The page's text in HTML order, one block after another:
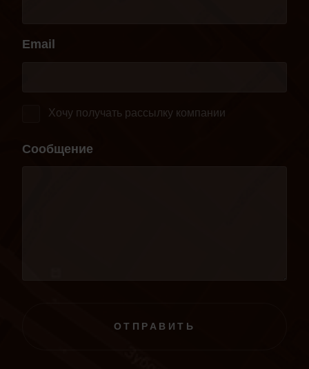
Email
Хочу получать рассылку компании
Сообщение
ОТПРАВИТЬ